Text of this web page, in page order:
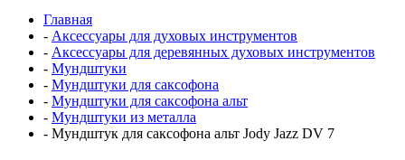
Главная
- Аксессуары для духовых инструментов
- Аксессуары для деревянных духовых инструментов
- Мундштуки
- Мундштуки для саксофона
- Мундштуки для саксофона альт
- Мундштуки из металла
- Мундштук для саксофона альт Jody Jazz DV 7